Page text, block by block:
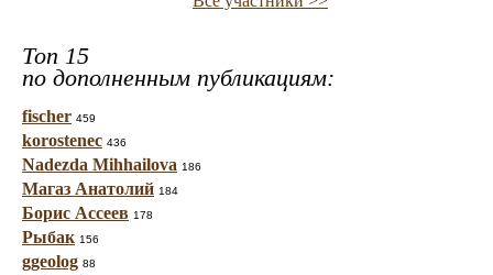
Топ 15
по дополненным публикациям:
fischer 459
korostenec 436
Nadezda Mihhailova 186
Магаз Анатолий 184
Борис Ассеев 178
Рыбак 156
ggeolog 88